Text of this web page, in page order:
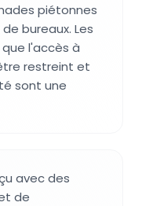
piétonnes
bureaux. Les
l'accès à
restreint et
sont une
avec des
de